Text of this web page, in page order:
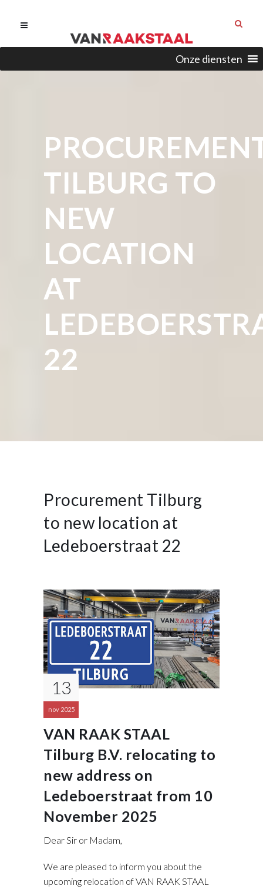
Onze diensten
TILBURG TO
NEW
LOCATION
AT
22
Procurement Tilburg
to new location at
Ledeboerstraat 22
13
nov 2025
VAN RAAK STAAL
Tilburg B.V. relocating to
new address on
Ledeboerstraat from 10
November 2025
Dear Sir or Madam,
We are pleased to inform you about the
upcoming relocation of VAN RAAK STAAL